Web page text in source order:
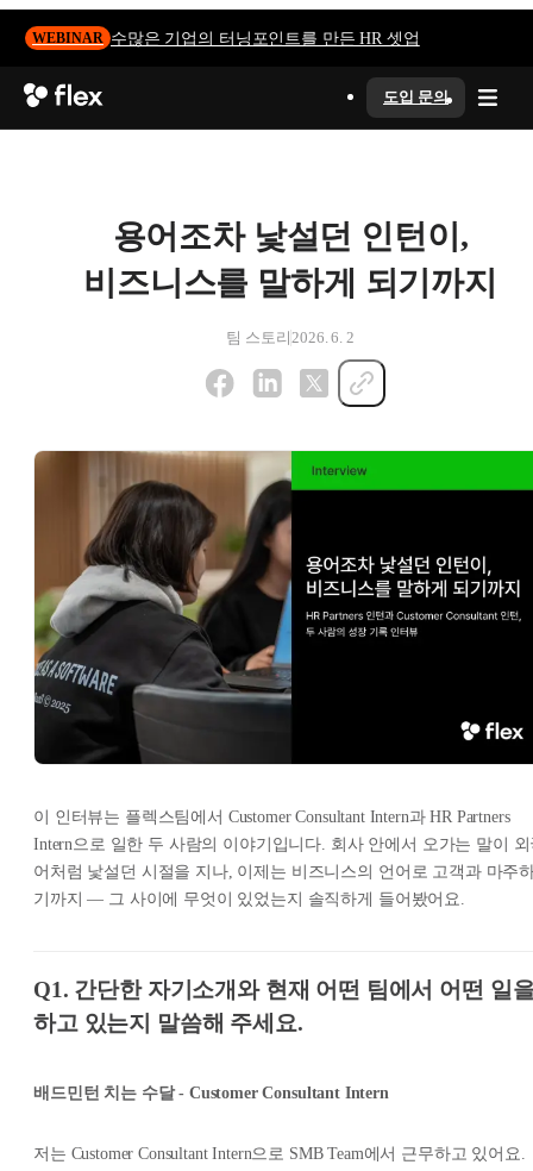
WEBINAR 수많은 기업의 터닝포인트를 만든 HR 셋업
도입 문의
용어조차 낯설던 인턴이,
비즈니스를 말하게 되기까지
팀 스토리 2026. 6. 2
이 인터뷰는 플렉스팀에서 Customer Consultant Intern과 HR Partners
Intern으로 일한 두 사람의 이야기입니다. 회사 안에서 오가는 말이 외
어처럼 낯설던 시절을 지나, 이제는 비즈니스의 언어로 고객과 마주
기까지 — 그 사이에 무엇이 있었는지 솔직하게 들어봤어요.
Q1. 간단한 자기소개와 현재 어떤 팀에서 어떤 일
하고 있는지 말씀해 주세요.
배드민턴 치는 수달 - Customer Consultant Intern
저는 Customer Consultant Intern으로 SMB Team에서 근무하고 있어요.